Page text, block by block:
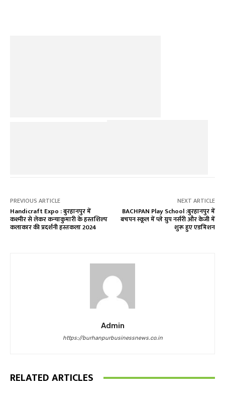
PREVIOUS ARTICLE
Handicraft Expo : बुरहानपुर में
कश्मीर से लेकर कन्याकुमारी के हस्तशिल्प
कलाकार की प्रदर्शनी हस्तकला 2024
NEXT ARTICLE
BACHPAN Play School :बुरहानपुर में
बचपन स्कूल में प्ले ग्रुप नर्सरी और केजी में
शुरू हुए एडमिशन
Admin
https://burhanpurbusinessnews.co.in
RELATED ARTICLES